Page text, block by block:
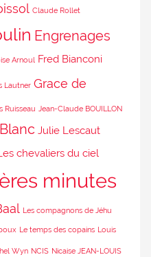
Claude Rollet
Engrenages
Arnoul Fred Bianconi
Lautner Grace de
Ruisseau Jean-Claude BOUILLON
Julie Lescaut
chevaliers du ciel
minutes
Les compagnons de Jéhu
Le temps des copains Louis
Wyn NCIS Nicaise JEAN-LOUIS